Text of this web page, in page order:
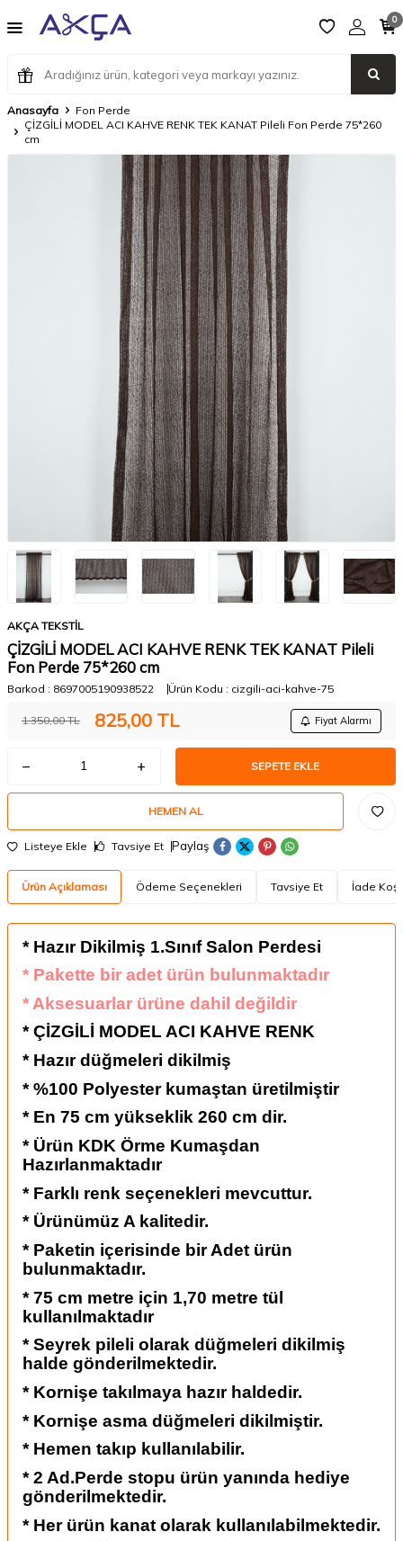
0
Anasayfa
Fon Perde
ÇİZGİLİ MODEL ACI KAHVE RENK TEK KANAT Pileli Fon Perde 75*260
cm
AKÇA TEKSTİL
ÇİZGİLİ MODEL ACI KAHVE RENK TEK KANAT Pileli
Fon Perde 75*260 cm
Barkod : 8697005190938522 Ürün Kodu : cizgili-aci-kahve-75
1.350,00TL 825,00 TL Fiyat Alarmı
SEPETE EKLE
HEMEN AL
Listeye Ekle Tavsiye Et Paylaş
Ürün Açıklaması Ödeme Seçenekleri Tavsiye Et İade
* Hazır Dikilmiş 1.Sınıf Salon Perdesi
* Pakette bir adet ürün bulunmaktadır
* Aksesuarlar ürüne dahil değildir
* ÇİZGİLİ MODEL ACI KAHVE RENK
* Hazır düğmeleri dikilmiş
* %100 Polyester kumaştan üretilmiştir
* En 75 cm yükseklik 260 cm dir.
* Ürün KDK Örme Kumaşdan
Hazırlanmaktadır
* Farklı renk seçenekleri mevcuttur.
* Ürünümüz A kalitedir.
* Paketin içerisinde bir Adet ürün
bulunmaktadır.
* 75 cm metre için 1,70 metre tül
kullanılmaktadır
* Seyrek pileli olarak düğmeleri dikilmiş
halde gönderilmektedir.
* Kornişe takılmaya hazır haldedir.
* Kornişe asma düğmeleri dikilmiştir.
* Hemen takıp kullanılabilir.
* 2 Ad.Perde stopu ürün yanında hediye
gönderilmektedir.
* Her ürün kanat olarak kullanılabilmektedir.